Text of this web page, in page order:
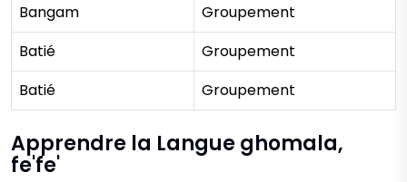
Bangam
Groupement
Batié
Groupement
Batié
Groupement
Apprendre la Langue ghomala,
fe'fe'